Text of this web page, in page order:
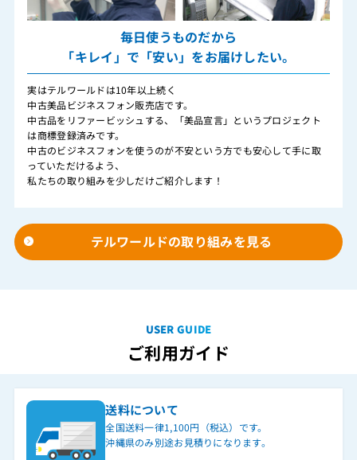
毎日使うものだから
「キレイ」で「安い」をお届けしたい。
実はテルワールドは10年以上続く
中古美品ビジネスフォン販売店です。
中古品をリファービッシュする、「美品宣言」というプロジェクト
は商標登録済みです。
中古のビジネスフォンを使うのが不安という方でも安心して手に取
っていただけるよう、
私たちの取り組みを少しだけご紹介します！
テルワールドの取り組みを見る
USER GUIDE
ご利用ガイド
送料について
全国送料一律1,100円（税込）です。
沖縄県のみ別途お見積りになります。